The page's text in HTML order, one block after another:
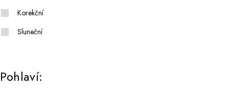
Korekční
Sluneční
Pohlaví: